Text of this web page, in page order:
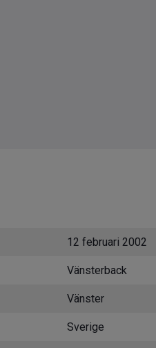
12 februari 2002
Vänsterback
Vänster
Sverige